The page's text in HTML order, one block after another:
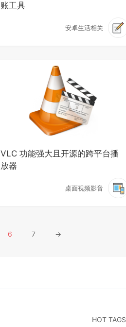
账工具
安卓生活相关
VLC 功能强大且开源的跨平台播
放器
桌面视频影音
6 7 →
HOT TAGS